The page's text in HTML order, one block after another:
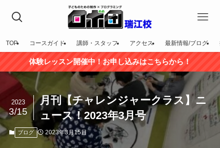
TOP コースガイド 講師・スタッフ アクセス 最新情報/ブログ
体験レッスン開催中！お申し込みはこちらから！
月刊【チャレンジャークラス】ニ
ュース！2023年3月号
2023
3/15
ブログ 2023年3月15日